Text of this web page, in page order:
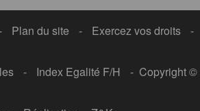
Plan du site - Exercez vos droits -
- Index Egalité F/H - Copyright ©